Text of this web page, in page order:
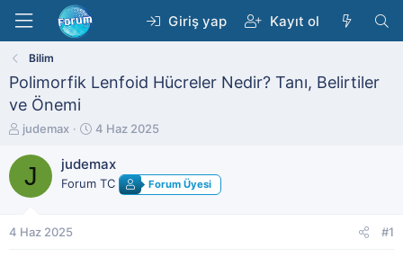
Giriş yap Kayıt ol
Bilim
Polimorfik Lenfoid Hücreler Nedir? Tanı, Belirtiler
ve Önemi
K
n
u
b
judemax
B
ş
a
4 Haz 2025
J judemax
Forum TC Forum Üyesi
4 Haz 2025 #1